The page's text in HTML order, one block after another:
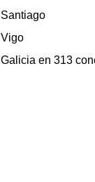
Santiago
Vigo
Galicia en 313